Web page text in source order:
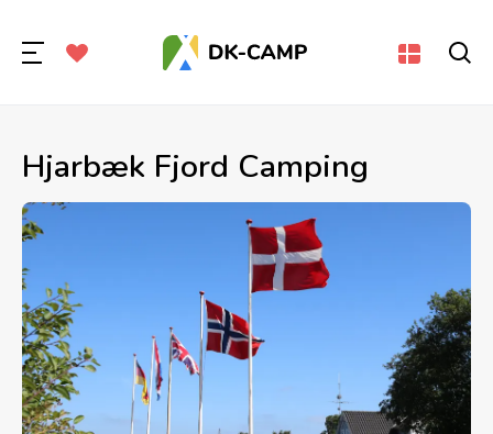
Hjarbæk Fjord Camping